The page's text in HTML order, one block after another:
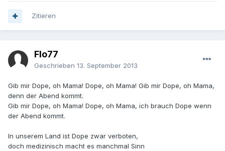
Zitieren
Flo77
Geschrieben 13. September 2013
Gib mir Dope, oh Mama! Dope, oh Mama! Gib mir Dope, oh Mama,
denn der Abend kommt.
Gib mir Dope, oh Mama! Dope, oh Mama, ich brauch Dope wenn
der Abend kommt.
In unserem Land ist Dope zwar verboten,
doch medizinisch macht es manchmal Sinn